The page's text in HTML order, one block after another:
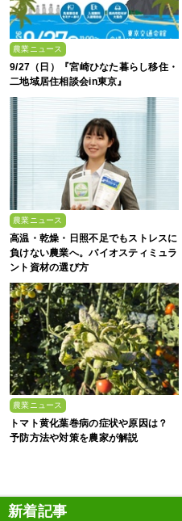
農業ニュース
9/27（日）『宮崎ひなた暮らし移住・
二地域居住相談会in東京』
農業ニュース
高温・乾燥・日照不足でもストレスに
負けない農業へ。バイオスティミュラ
ント資材の選び方
農業ニュース
トマト黄化葉巻病の症状や原因は？
予防方法や対策を農家が解説
新着記事